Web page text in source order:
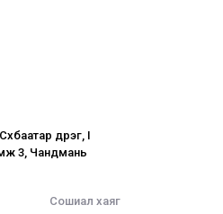
дүүрэг, I
3, Чандмань
Сошиал хаяг